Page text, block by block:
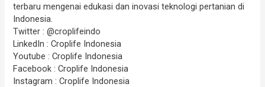
terbaru mengenai edukasi dan inovasi teknologi pertanian di
Indonesia.
Twitter : @croplifeindo
LinkedIn : Croplife Indonesia
Youtube : Croplife Indonesia
Facebook : Croplife Indonesia
Instagram : Croplife Indonesia